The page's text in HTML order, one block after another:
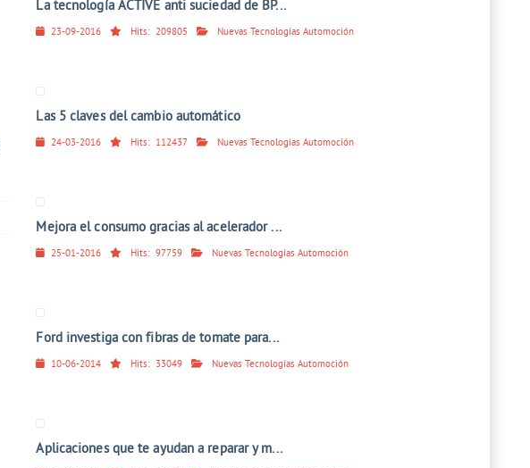
La tecnología ACTIVE anti suciedad de BP...
23-09-2016 Hits: 209805 Nuevas Tecnologías Automoción
Las 5 claves del cambio automático
24-03-2016 Hits: 112437 Nuevas Tecnologías Automoción
Mejora el consumo gracias al acelerador ...
25-01-2016 Hits: 97759 Nuevas Tecnologías Automoción
Ford investiga con fibras de tomate para...
10-06-2014 Hits: 33049 Nuevas Tecnologías Automoción
Aplicaciones que te ayudan a reparar y m...